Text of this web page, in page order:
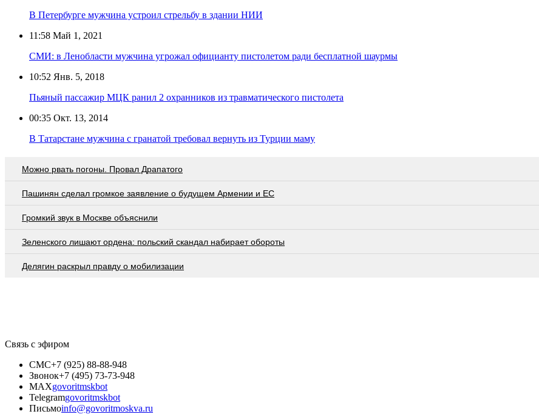
В Петербурге мужчина устроил стрельбу в здании НИИ
11:58 Май 1, 2021
СМИ: в Ленобласти мужчина угрожал официанту пистолетом ради бесплатной шаурмы
10:52 Янв. 5, 2018
Пьяный пассажир МЦК ранил 2 охранников из травматического пистолета
00:35 Окт. 13, 2014
В Татарстане мужчина с гранатой требовал вернуть из Турции маму
Можно рвать погоны. Провал Драпатого
Пашинян сделал громкое заявление о будущем Армении и ЕС
Громкий звук в Москве объяснили
Зеленского лишают ордена: польский скандал набирает обороты
Делягин раскрыл правду о мобилизации
Связь с эфиром
СМС+7 (925) 88-88-948
Звонок+7 (495) 73-73-948
MAXgovoritmskbot
Telegramgovoritmskbot
Письмоinfo@govoritmoskva.ru